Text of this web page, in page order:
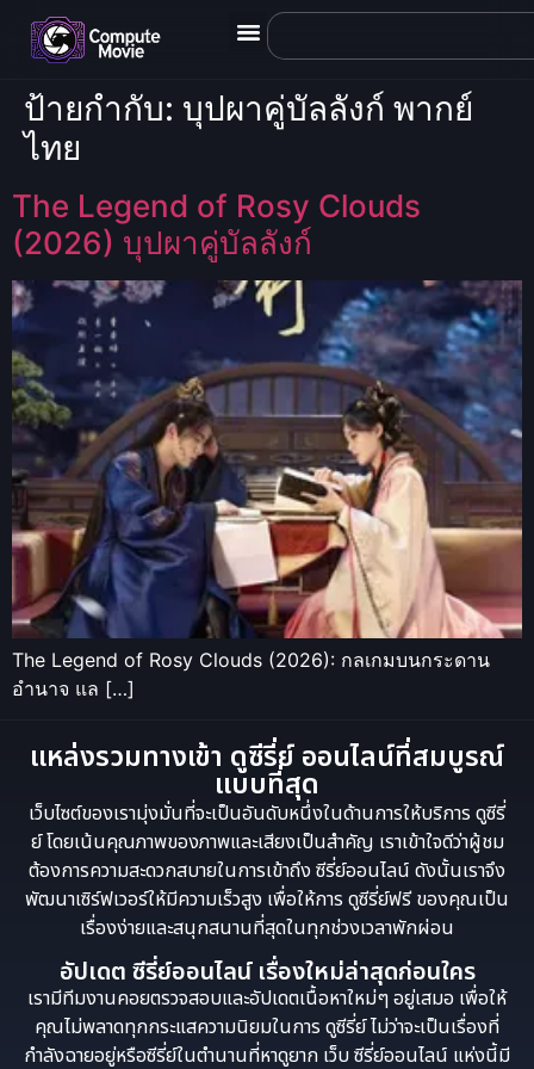
ป้ายกำกับ: บุปผาคู่บัลลังก์ พากย์
ไทย
The Legend of Rosy Clouds
(2026) บุปผาคู่บัลลังก์
The Legend of Rosy Clouds (2026): กลเกมบนกระดาน
อำนาจ แล […]
แหล่งรวมทางเข้า ดูซีรี่ย์ ออนไลน์ที่สมบูรณ์
แบบที่สุด
เว็บไซต์ของเรามุ่งมั่นที่จะเป็นอันดับหนึ่งในด้านการให้บริการ ดูซีรี่
ย์ โดยเน้นคุณภาพของภาพและเสียงเป็นสำคัญ เราเข้าใจดีว่าผู้ชม
ต้องการความสะดวกสบายในการเข้าถึง ซีรี่ย์ออนไลน์ ดังนั้นเราจึง
พัฒนาเซิร์ฟเวอร์ให้มีความเร็วสูง เพื่อให้การ ดูซีรี่ย์ฟรี ของคุณเป็น
เรื่องง่ายและสนุกสนานที่สุดในทุกช่วงเวลาพักผ่อน
อัปเดต ซีรี่ย์ออนไลน์ เรื่องใหม่ล่าสุดก่อนใคร
เรามีทีมงานคอยตรวจสอบและอัปเดตเนื้อหาใหม่ๆ อยู่เสมอ เพื่อให้
คุณไม่พลาดทุกกระแสความนิยมในการ ดูซีรี่ย์ ไม่ว่าจะเป็นเรื่องที่
กำลังฉายอยู่หรือซีรี่ย์ในตำนานที่หาดูยาก เว็บ ซีรี่ย์ออนไลน์ แห่งนี้มี